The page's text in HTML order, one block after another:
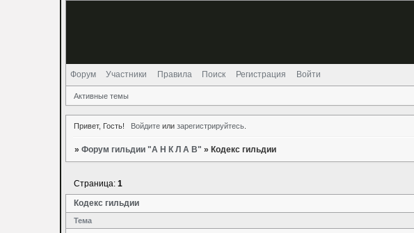
Форум Участники Правила Поиск Регистрация Войти
Активные темы
Привет, Гость! Войдитеили зарегистрируйтесь.
»Форум гильдии "А Н К Л А В" » Кодекс гильдии
Кодекс гильдии
Страница:1
Тема